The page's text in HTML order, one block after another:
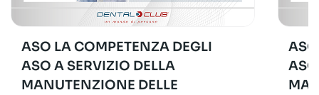
ASO LA COMPETENZA DEGLI
ASO A SERVIZIO DELLA
MANUTENZIONE DELLE